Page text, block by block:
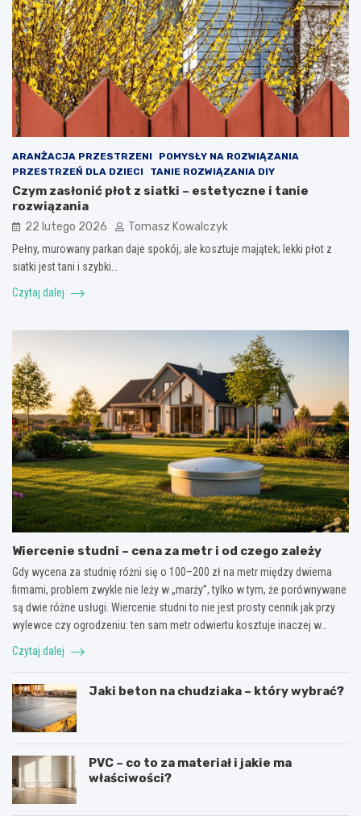
ARANŻACJA PRZESTRZENI
POMYSŁY NA ROZWIĄZANIA
PRZESTRZEŃ DLA DZIECI
TANIE ROZWIĄZANIA DIY
Czym zasłonić płot z siatki – estetyczne i tanie
rozwiązania
22 lutego 2026 Tomasz Kowalczyk
Pełny, murowany parkan daje spokój, ale kosztuje majątek; lekki płot z
siatki jest tani i szybki…
Czytaj dalej
Wiercenie studni – cena za metr i od czego zależy
Gdy wycena za studnię różni się o 100–200 zł na metr między dwiema
firmami, problem zwykle nie leży w „marży”, tylko w tym, że porównywane
są dwie różne usługi. Wiercenie studni to nie jest prosty cennik jak przy
wylewce czy ogrodzeniu: ten sam metr odwiertu kosztuje inaczej w…
Czytaj dalej
Jaki beton na chudziaka – który wybrać?
PVC – co to za materiał i jakie ma
właściwości?